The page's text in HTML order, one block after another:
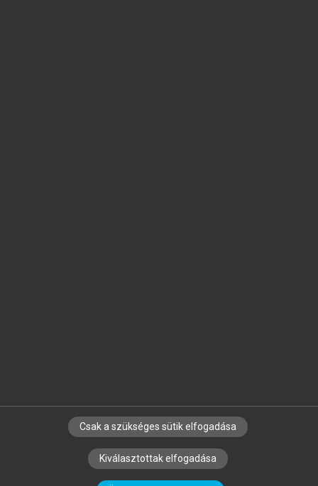
SZERZŐKNEK CÉGEKNEK KÖNYVTÁROSOKNAK
SZERKESZTÉSI ÉS LEKTORÁLÁSI ALAPELVEK
Csak a szükséges sütik elfogadása
Kiválasztottak elfogadása